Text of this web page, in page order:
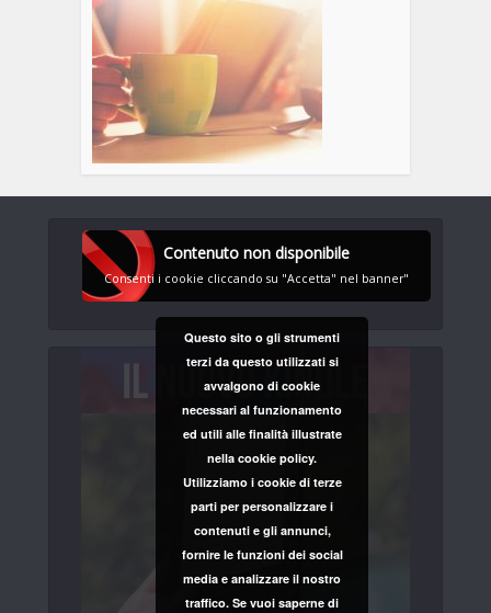
Contenuto non disponibile
Consenti i cookie cliccando su "Accetta" nel banner"
Questo sito o gli strumenti
terzi da questo utilizzati si
avvalgono di cookie
necessari al funzionamento
ed utili alle finalità illustrate
nella cookie policy.
Utilizziamo i cookie di terze
parti per personalizzare i
contenuti e gli annunci,
fornire le funzioni dei social
media e analizzare il nostro
traffico. Se vuoi saperne di